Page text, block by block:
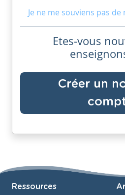
Je ne me souviens pas
Etes-vous
Créer un
Ressources